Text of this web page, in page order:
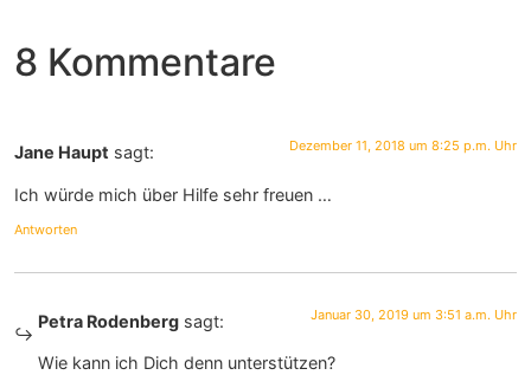
8 Kommentare
Jane Haupt sagt: Dezember 11, 2018 um 8:25 p.m. Uhr
Ich würde mich über Hilfe sehr freuen …
Antworten
Petra Rodenberg sagt: Januar 30, 2019 um 3:51 a.m. Uhr
Wie kann ich Dich denn unterstützen?